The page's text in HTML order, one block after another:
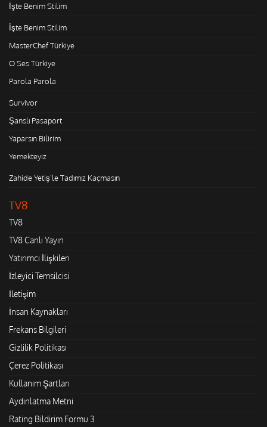
İşte Benim Stilim
İşte Benim Stilim
MasterChef Türkiye
O Ses Türkiye
Parola Parola
Survivor
Şanslı Pasaport
Yaparsın Bilirim
Yemekteyiz
Zahide Yetiş'le Tadımız Kaçmasın
TV8
TV8
TV8 Canlı Yayın
Yatırımcı İlişkileri
İzleyici Temsilcisi
İletişim
İnsan Kaynakları
Frekans Bilgileri
Gizlilik Politikası
Çerez Politikası
Kullanım Şartları
Aydınlatma Metni
Rating Bildirim Formu 3